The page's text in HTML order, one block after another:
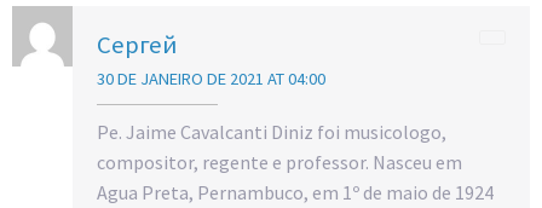
Сергей
30 DE JANEIRO DE 2021 AT 04:00
Pe. Jaime Cavalcanti Diniz foi musicologo,
compositor, regente e professor. Nasceu em
Agua Preta, Pernambuco, em 1º de maio de 1924